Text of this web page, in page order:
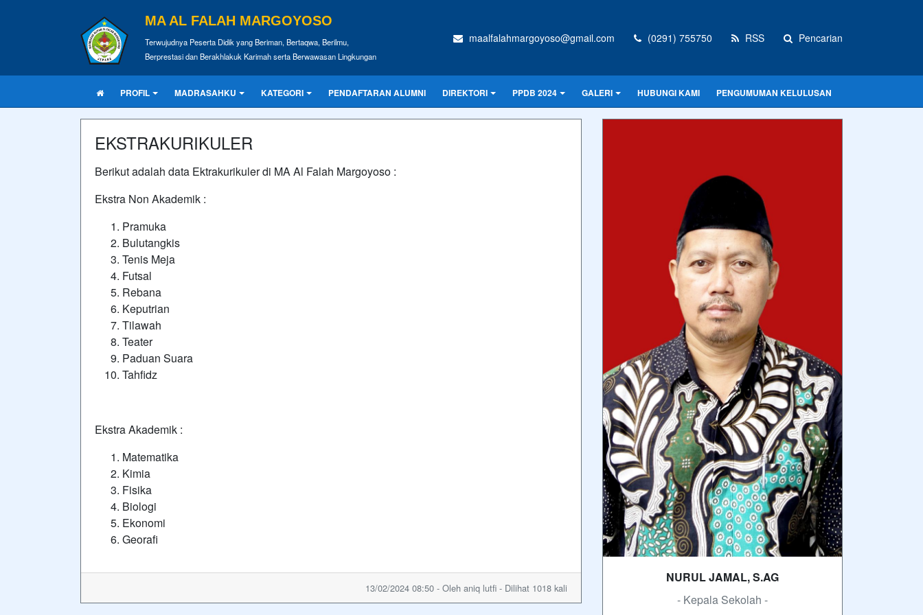
MA AL FALAH MARGOYOSO
Terwujudnya Peserta Didik yang Beriman, Bertaqwa, Berilmu,
Berprestasi dan Berakhlakuk Karimah serta Berwawasan Lingkungan
maalfalahmargoyoso@gmail.com (0291) 755750 RSS Pencarian
PROFIL MADRASAHKU KATEGORI PENDAFTARAN ALUMNI DIREKTORI PPDB 2024 GALERI HUBUNGI KAMI PENGUMUMAN KELULUSAN
EKSTRAKURIKULER
Berikut adalah data Ektrakurikuler di MA Al Falah Margoyoso :
Ekstra Non Akademik :
Pramuka
Bulutangkis
Tenis Meja
Futsal
Rebana
Keputrian
Tilawah
Teater
Paduan Suara
Tahfidz
Ekstra Akademik :
Matematika
Kimia
Fisika
Biologi
Ekonomi
Georafi
13/02/2024 08:50 - Oleh aniq lutfi - Dilihat 1018 kali
NURUL JAMAL, S.AG
- Kepala Sekolah -